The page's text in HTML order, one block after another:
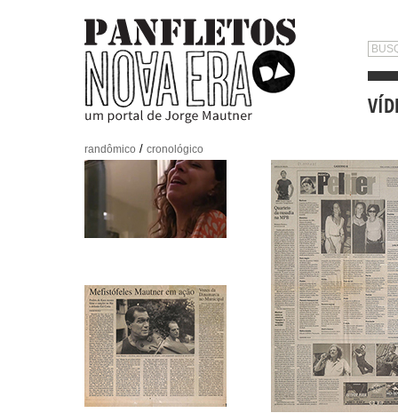
randômico / cronológico